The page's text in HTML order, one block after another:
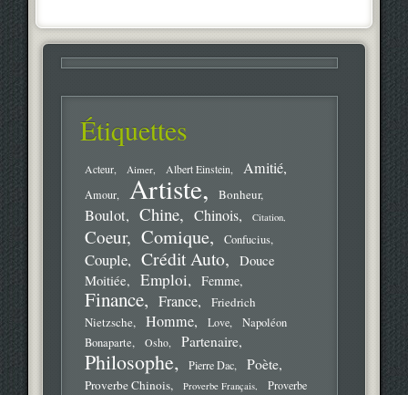
Étiquettes
Acteur Aimer Albert Einstein Amitié
Amour Artiste Bonheur
Boulot Chine Chinois Citation
Coeur Comique Confucius
Couple Crédit Auto
Douce
Moitiée
Emploi Femme
Finance France
Friedrich
Nietzsche
Homme Love
Napoléon
Bonaparte
Osho Partenaire
Philosophe Pierre Dac Poète
Proverbe Chinois Proverbe Français
Proverbe